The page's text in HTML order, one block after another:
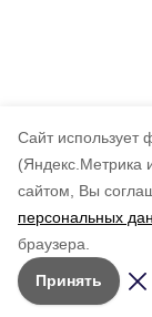
Cайт использует
(Яндекс.Метрика
сайтом, Вы
персональных
браузера.
Принять